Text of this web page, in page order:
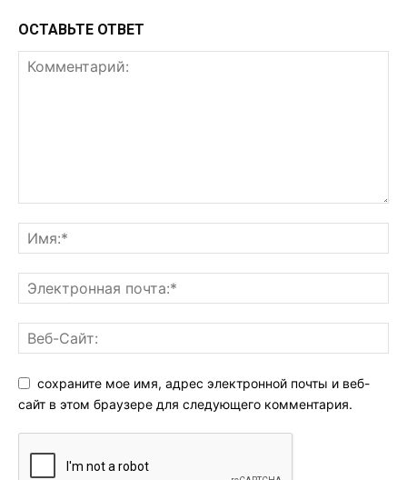
ОСТАВЬТЕ ОТВЕТ
сохраните мое имя, адрес электронной почты и веб-
сайт в этом браузере для следующего комментария.